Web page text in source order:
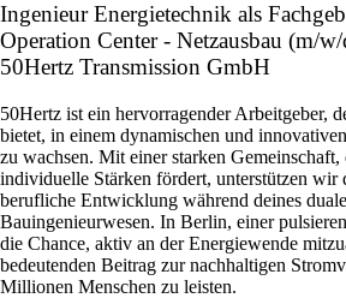
Ingenieur Energietechnik als
Operation Center - Netzausbau (m/
50Hertz Transmission GmbH
50Hertz ist ein hervorragender Arbeitgeber,
bietet, in einem dynamischen und
zu wachsen. Mit einer starken
individuelle Stärken fördert, unterstützen wir
berufliche Entwicklung während deines
Bauingenieurwesen. In Berlin, einer
die Chance, aktiv an der Energiewende
bedeutenden Beitrag zur nachhaltigen
Millionen Menschen zu leisten.